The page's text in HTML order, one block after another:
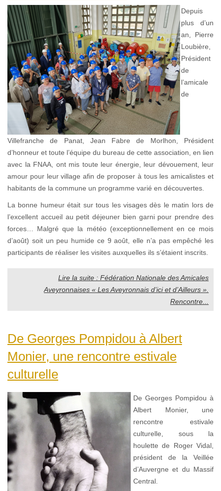
Depuis
plus d’un
an, Pierre
Loubière,
Président
de
l’amicale
de
Villefranche de Panat, Jean Fabre de Morlhon, Président
d’honneur et toute l’équipe du bureau de cette association, en lien
avec la FNAA, ont mis toute leur énergie, leur dévouement, leur
amour pour leur village afin de proposer à tous les amicalistes et
habitants de la commune un programme varié en découvertes.
La bonne humeur était sur tous les visages dès le matin lors de
l’excellent accueil au petit déjeuner bien garni pour prendre des
forces… Malgré que la météo (exceptionnellement en ce mois
d’août) soit un peu humide ce 9 août, elle n’a pas empêché les
participants de réaliser les visites auxquelles ils s’étaient inscrits.
Lire la suite : Fédération Nationale des Amicales
Aveyronnaises « Les Aveyronnais d’ici et d’Ailleurs ».
Rencontre...
De Georges Pompidou à Albert
Monier, une rencontre estivale
culturelle
De Georges Pompidou à
Albert Monier, une
rencontre estivale
culturelle, sous la
houlette de Roger Vidal,
président de la Veillée
d’Auvergne et du Massif
Central.